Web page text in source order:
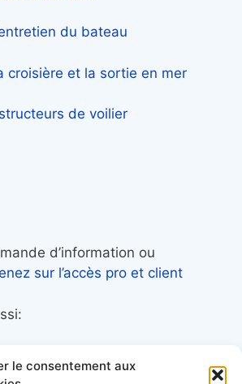
le consentement aux
du bateau
croisière et la sortie en mer
de voilier
d’information ou
sur l’accès pro et client